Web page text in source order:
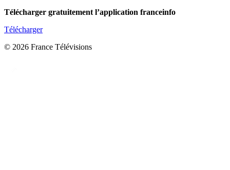
Télécharger gratuitement l’application franceinfo
Télécharger
© 2026 France Télévisions